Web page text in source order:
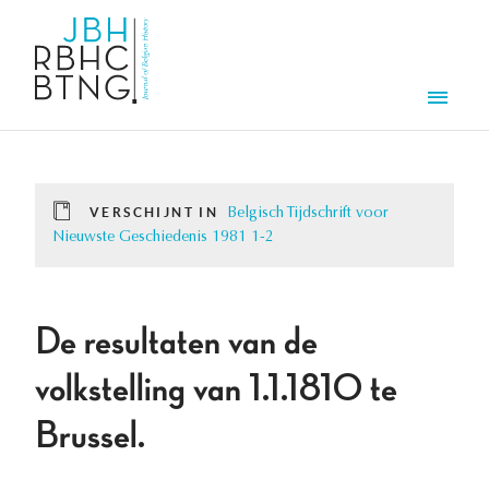
VERSCHIJNT IN
Belgisch Tijdschrift voor
Nieuwste Geschiedenis 1981 1-2
De resultaten van de
volkstelling van 1.1.1810 te
Brussel.